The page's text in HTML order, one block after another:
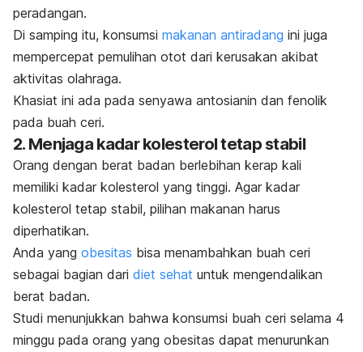
peradangan.
Di samping itu, konsumsi makanan antiradang ini juga
mempercepat pemulihan otot dari kerusakan akibat
aktivitas olahraga.
Khasiat ini ada pada senyawa antosianin dan fenolik
pada buah ceri.
2. Menjaga kadar kolesterol tetap stabil
Orang dengan berat badan berlebihan kerap kali
memiliki kadar kolesterol yang tinggi. Agar kadar
kolesterol tetap stabil, pilihan makanan harus
diperhatikan.
Anda yang obesitas bisa menambahkan buah ceri
sebagai bagian dari diet sehat untuk mengendalikan
berat badan.
Studi menunjukkan bahwa konsumsi buah ceri selama 4
minggu pada orang yang obesitas dapat menurunkan